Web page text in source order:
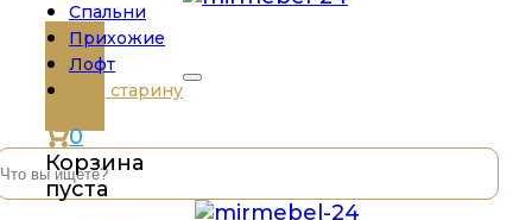
Спальни
Прихожие
Лофт
Под старину
0
Корзина
пуста